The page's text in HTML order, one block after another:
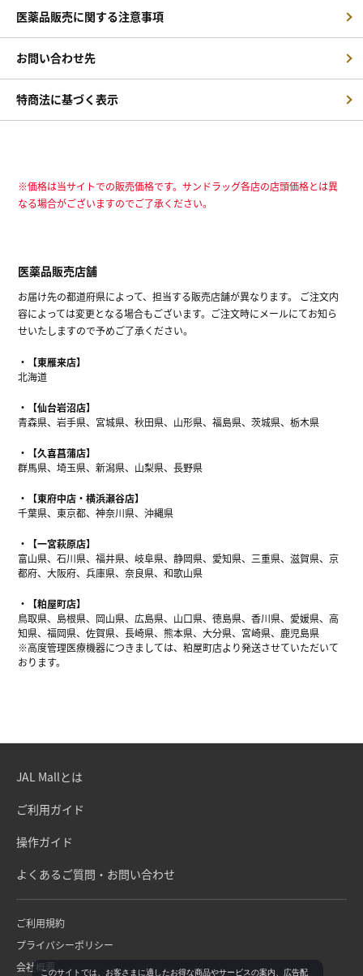
医薬品販売に関する注意事項
お問い合わせ先
特商法に基づく表示
※価格は当サイトでの販売価格です。サンドラッグ各店の店頭価格とは異
なる場合がございますのでご了承ください。
医薬品販売店舗
お届け先の都道府県によって、担当する販売店舗が異なります。 ご注文内
容によっては変更となる場合もございます。ご注文時にメールにてお知ら
せいたしますので予めご了承ください。
【東雁来店】
北海道
【仙台岩沼店】
青森県、岩手県、宮城県、秋田県、山形県、福島県、茨城県、栃木県
【久喜菖蒲店】
群馬県、埼玉県、新潟県、山梨県、長野県
【東府中店・横浜瀬谷店】
千葉県、東京都、神奈川県、沖縄県
【一宮萩原店】
富山県、石川県、福井県、岐阜県、静岡県、愛知県、三重県、滋賀県、京
都府、大阪府、兵庫県、奈良県、和歌山県
【粕屋町店】
鳥取県、島根県、岡山県、広島県、山口県、徳島県、香川県、愛媛県、高
知県、福岡県、佐賀県、長崎県、熊本県、大分県、宮崎県、鹿児島県
※高度管理医療機器につきましては、粕屋町店より発送させていただいて
おります。
JAL Mallとは
ご利用ガイド
操作ガイド
よくあるご質問・お問い合わせ
ご利用規約
プライバシーポリシー
会社概要このサイトでは、お客さまに適したお得な商品やサービスの案内、広告配